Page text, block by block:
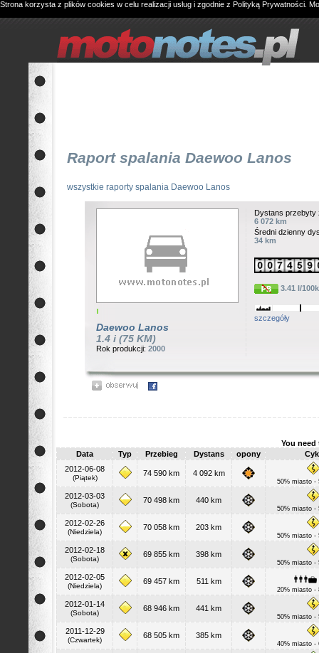
Strona korzysta z plików cookies w celu realizacji usług i zgodnie z Polityką Prywatności .
Raport spalania Daewoo Lanos
wszystkie raporty spalania Daewoo Lanos
Daewoo Lanos
1.4 i (75 KM)
Rok produkcji: 2000
Dystans przebyty
6 072 km
Średni dzienny
34 km
3.41 l/
szczegóły
You need
Data
Typ Przebieg Dystans opony
2012-06-08
(Piątek)
74 590 km 4 092 km
50% miasto -
2012-03-03
(Sobota)
70 498 km 440 km
50% miasto -
2012-02-26
(Niedziela)
70 058 km 203 km
50% miasto -
2012-02-18
(Sobota)
69 855 km 398 km
50% miasto -
2012-02-05
(Niedziela)
69 457 km 511 km
20% miasto -
2012-01-14
(Sobota)
68 946 km 441 km
50% miasto -
2011-12-29
(Czwartek)
68 505 km 385 km
40% miasto -